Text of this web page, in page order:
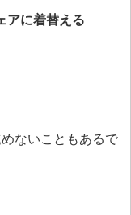
アに着替える
ないこともあるで